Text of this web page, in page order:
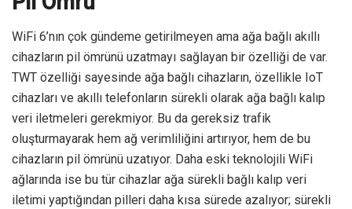
WiFi 6’nın çok gündeme getirilmeyen ama ağa bağlı akıllı
cihazların pil ömrünü uzatmayı sağlayan bir özelliği de var.
TWT özelliği sayesinde ağa bağlı cihazların, özellikle IoT
cihazları ve akıllı telefonların sürekli olarak ağa bağlı kalıp
veri iletmeleri gerekmiyor. Bu da gereksiz trafik
oluşturmayarak hem ağ verimliliğini artırıyor, hem de bu
cihazların pil ömrünü uzatıyor. Daha eski teknolojili WiFi
ağlarında ise bu tür cihazlar ağa sürekli bağlı kalıp veri
iletimi yaptığından pilleri daha kısa sürede azalıyor; sürekli